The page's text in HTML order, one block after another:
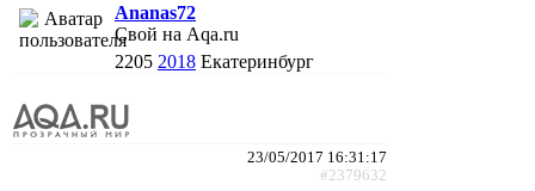
Ananas72
Свой на Aqa.ru
2205 2018 Екатеринбург
23/05/2017 16:31:17
#2379632